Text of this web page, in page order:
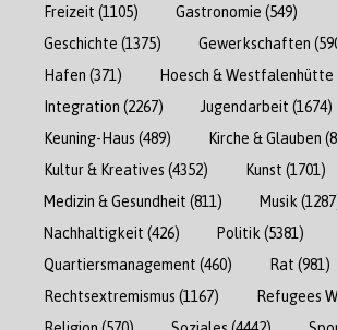
Freizeit (1105) Gastronomie (549)
Geschichte (1375) Gewerkschaften
Hafen (371) Hoesch & Westfalenhütte
Integration (2267) Jugendarbeit (1674)
Keuning-Haus (489) Kirche & Glauben
Kultur & Kreatives (4352) Kunst (1701)
Medizin & Gesundheit (811) Musik
Nachhaltigkeit (426) Politik (5381)
Quartiersmanagement (460) Rat (981)
Rechtsextremismus (1167) Refugees